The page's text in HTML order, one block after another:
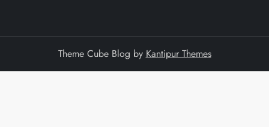
Theme Cube Blog by Kantipur Themes